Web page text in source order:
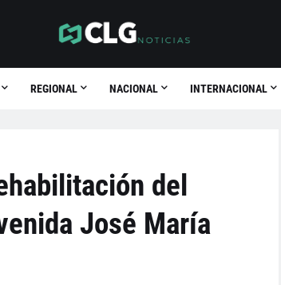
REGIONAL NACIONAL INTERNACIONAL
del
José María